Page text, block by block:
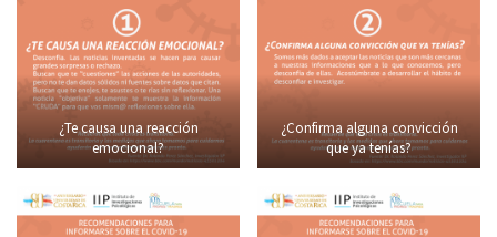
¿Te causa una reacción
emocional?
¿Confirma alguna convicción
que ya tenías?